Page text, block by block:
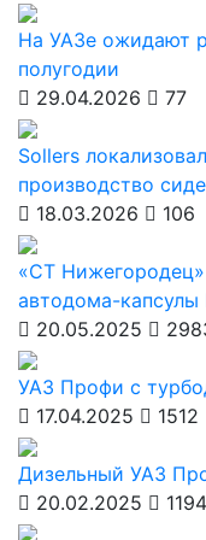
На УАЗе ожидают
полугодии
29.04.2026
77
Sollers
производство
18.03.2026
106
«СТ
автодома-капсулы
20.05.2025
УАЗ Профи с
17.04.2025
1512
Дизельный УАЗ
20.02.2025
1194